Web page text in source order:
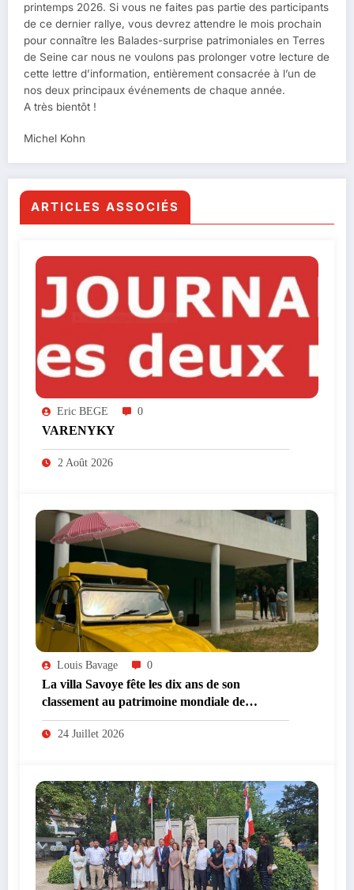
printemps 2026. Si vous ne faites pas partie des participants
de ce dernier rallye, vous devrez attendre le mois prochain
pour connaître les Balades-surprise patrimoniales en Terres
de Seine car nous ne voulons pas prolonger votre lecture de
cette lettre d’information, entièrement consacrée à l’un de
nos deux principaux événements de chaque année.
A très bientôt !
Michel Kohn
ARTICLES ASSOCIÉS
Eric BEGE 0
VARENYKY
2 Août 2026
Louis Bavage 0
La villa Savoye fête les dix ans de son
classement au patrimoine mondiale de
l’UNESCO
24 Juillet 2026